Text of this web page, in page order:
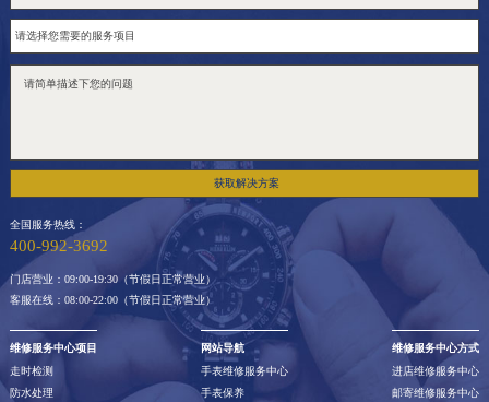
获取解决方案
全国服务热线：
400-992-3692
门店营业：09:00-19:30（节假日正常营业）
客服在线：08:00-22:00（节假日正常营业）
维修服务中心项目
走时检测
防水处理
网站导航
手表维修服务中心
手表保养
维修服务中心方式
进店维修服务中心
邮寄维修服务中心